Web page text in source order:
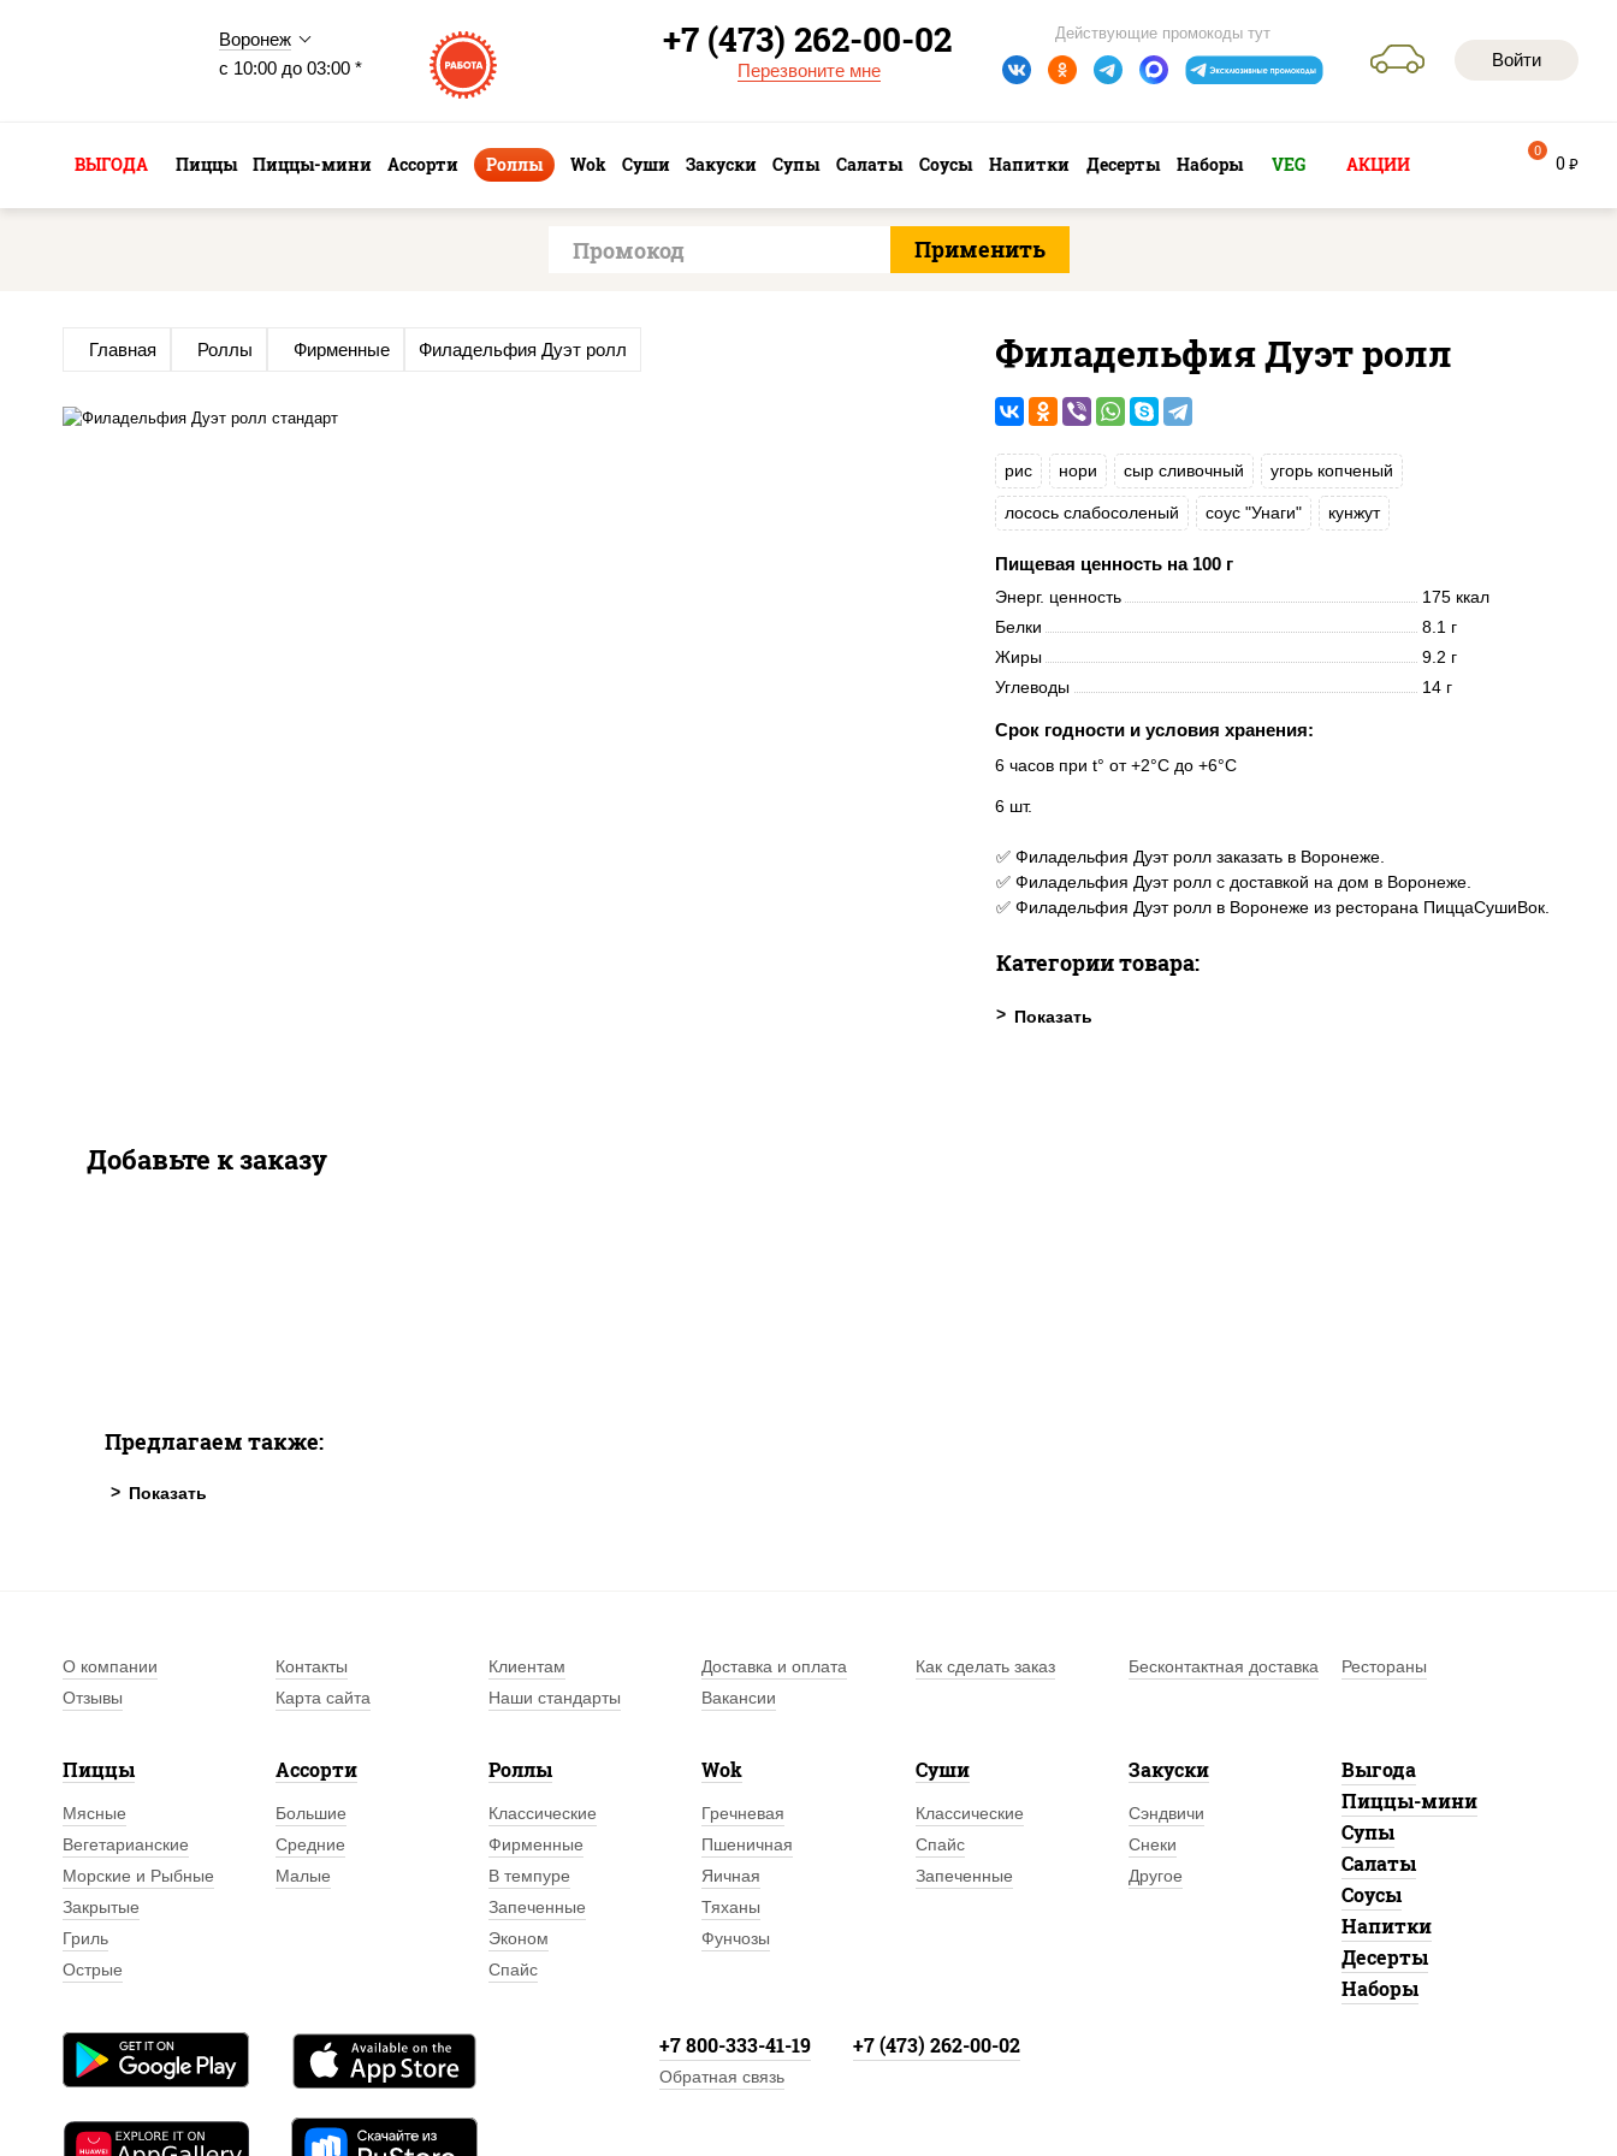
Воронеж
с 10:00 до 03:00 *
Войти
Действующие промокоды тут
+7 (473) 262-00-02
Перезвоните мне
ВЫГОДА Пиццы Пиццы-мини Ассорти Роллы Wok Суши Закуски Супы Салаты Соусы Напитки Десерты Наборы VEG АКЦИИ 0 руб
0
Главная Роллы Фирменные Филадельфия Дуэт ролл Филадельфия Дуэт ролл
рис нори сыр сливочный угорь копченый
лосось слабосоленый соус "Унаги" кунжут
Пищевая ценность на 100 г
Энерг. ценность
175 ккал
Белки
8.1 г
Жиры
9.2 г
Углеводы
14 г
Срок годности и условия хранения:
6 часов при t° от +2°C до +6°C
6 шт.
✅ Филадельфия Дуэт ролл заказать в Воронеже.
✅ Филадельфия Дуэт ролл с доставкой на дом в Воронеже.
✅ Филадельфия Дуэт ролл в Воронеже из ресторана ПиццаСушиВок.
Категории товара:
Добавьте к заказу
Предлагаем также:
О компании Контакты Клиентам Доставка и оплата Как сделать заказ Бесконтактная доставка
Рестораны
Отзывы
Карта сайта Наши стандарты Вакансии
Пиццы
Мясные
Вегетарианские
Морские и Рыбные
Закрытые
Гриль
Острые
Ассорти
Большие
Средние
Малые
Роллы
Классические
Фирменные
В темпуре
Запеченные
Эконом
Спайс
Wok
Гречневая
Пшеничная
Яичная
Тяханы
Фунчозы
Суши
Классические
Спайс
Запеченные
Закуски
Сэндвичи
Снеки
Другое
Выгода
Пиццы-мини
Супы
Салаты
Соусы
Напитки
Десерты
Наборы
+7 800-333-41-19 +7 (473) 262-00-02
Обратная связь